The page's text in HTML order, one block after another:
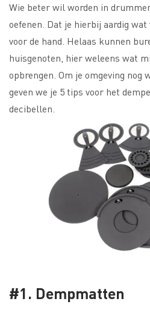
Wie beter wil worden in
oefenen. Dat je hierbij aardig
voor de hand. Helaas kunnen
huisgenoten, hier weleens wat
opbrengen. Om je omgeving nog
geven we je 5 tips voor het
decibellen.
#1. Dempmatten